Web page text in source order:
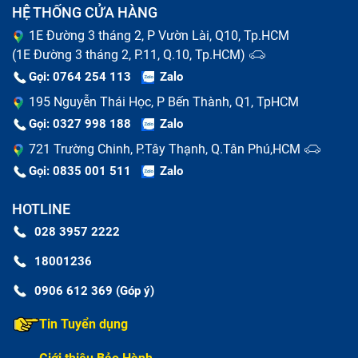
dụng. Để tăng tuổi thọ của tablet, chúng ta có thể sạc
pin một cách hợp lý, không tải ứng dụng quá nhiều,...Chỉ
cần chú ý một chút bạn đã có thể bảo toàn được cả
máy tính bảng trong đó có màn hình tablet.
Các lưu ý khi thay màn hình tablet Màn
HỆ THỐNG CỬA HÀNG
1E Đường 3 tháng 2, P Vườn Lài, Q10, Tp.HCM
(1E Đường 3 tháng 2, P.11, Q.10, Tp.HCM)
Gọi: 0764 254 113 Zalo
195 Nguyễn Thái Học, P Bến Thành, Q1, TpHCM
Gọi: 0327 998 188 Zalo
721 Trường Chinh, P.Tây Thạnh, Q.Tân Phú,HCM
Gọi: 0835 001 511 Zalo
HOTLINE
028 3957 2222
18001236
0906 612 369 (Góp ý)
Tin Tuyển dụng